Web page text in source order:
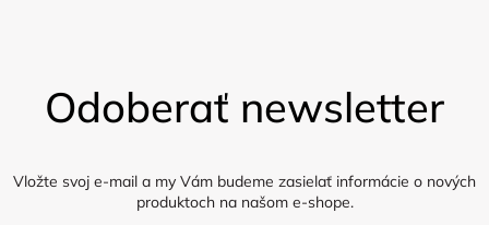
Odoberať newsletter
Vložte svoj e-mail a my Vám budeme zasielať informácie o nových
produktoch na našom e-shope.